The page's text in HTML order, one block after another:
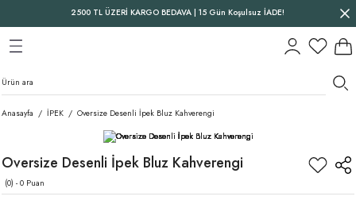
2500 TL ÜZERİ KARGO BEDAVA | 15 Gün Koşulsuz İADE!
Geri Dön
Geri Dön
Geri Dön
Anasayfa İPEK Oversize Desenli İpek Bluz Kahverengi
Oversize Desenli İpek Bluz Kahverengi
(0) - 0 Puan